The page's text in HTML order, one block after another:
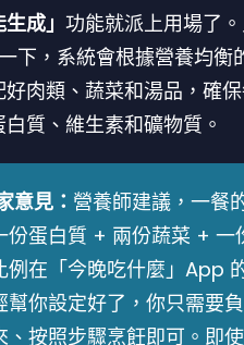
成」 功能就派上用場了
下，系統會根據營養均衡
肉類、蔬菜和湯品，確
質、維生素和礦物質。
意見： 營養師建議，一餐
份蛋白質 + 兩份蔬菜 + 一
例在「今晚吃什麼」App
幫你設定好了，你只需要負
、按照步驟烹飪即可。即使